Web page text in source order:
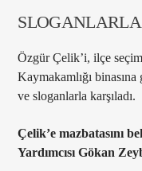
Özgür Çelik’i, ilçe
Kaymakamlığı
ve sloganlarla karşıladı.
Çelik’e mazbatasını
Yardımcısı Gökan